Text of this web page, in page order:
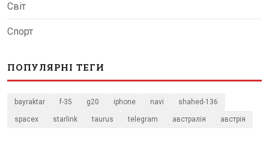
Світ
Спорт
ПОПУЛЯРНІ ТЕГИ
bayraktar f-35 g20 iphone navi shahed-136
spacex starlink taurus telegram австралія австрія